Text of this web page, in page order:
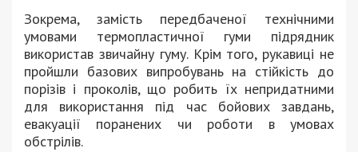
Зокрема, замість передбаченої технічними
умовами термопластичної гуми підрядник
використав звичайну гуму. Крім того, рукавиці не
пройшли базових випробувань на стійкість до
порізів і проколів, що робить їх непридатними
для використання під час бойових завдань,
евакуації поранених чи роботи в умовах
обстрілів.